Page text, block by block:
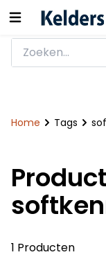
Home Tags
1 Producten